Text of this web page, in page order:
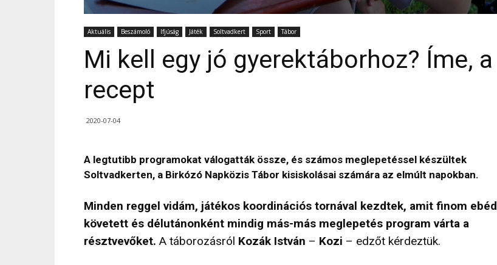
Aktuális Beszámoló Ifjúság Játék Soltvadkert Sport Tábor
Mi kell egy jó gyerektáborhoz? Íme, a
recept
2020-07-04
A legtutibb programokat válogatták össze, és számos meglepetéssel készültek
Soltvadkerten, a Birkózó Napközis Tábor kisiskolásai számára az elmúlt napokban.
Minden reggel vidám, játékos koordinációs tornával kezdtek, amit finom ebéd
követett és délutánonként mindig más-más meglepetés program várta a
résztvevőket. A táborozásról Kozák István – Kozi – edzőt kérdeztük.